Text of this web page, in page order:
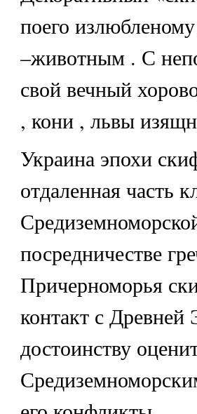
поего
–животным . С
свой вечный
, кони , львы
Украина эпохи
отдаленная часть
посредничестве
Причерноморья
контакт с
достоинству